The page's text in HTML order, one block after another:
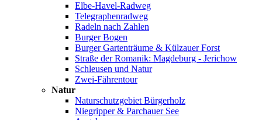
Elbe-Havel-Radweg
Telegraphenradweg
Radeln nach Zahlen
Burger Bogen
Burger Gartenträume & Külzauer Forst
Straße der Romanik: Magdeburg - Jerichow
Schleusen und Natur
Zwei-Fährentour
Natur
Naturschutzgebiet Bürgerholz
Niegripper & Parchauer See